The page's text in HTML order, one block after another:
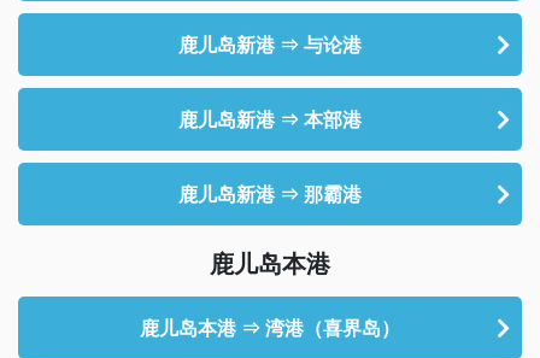
鹿儿岛新港 ⇒ 与论港
鹿儿岛新港 ⇒ 本部港
鹿儿岛新港 ⇒ 那霸港
鹿儿岛本港
鹿儿岛本港 ⇒ 湾港（喜界岛）